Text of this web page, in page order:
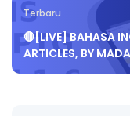
Terbaru
🔴[LIVE] BAHASA
ARTICLES, BY